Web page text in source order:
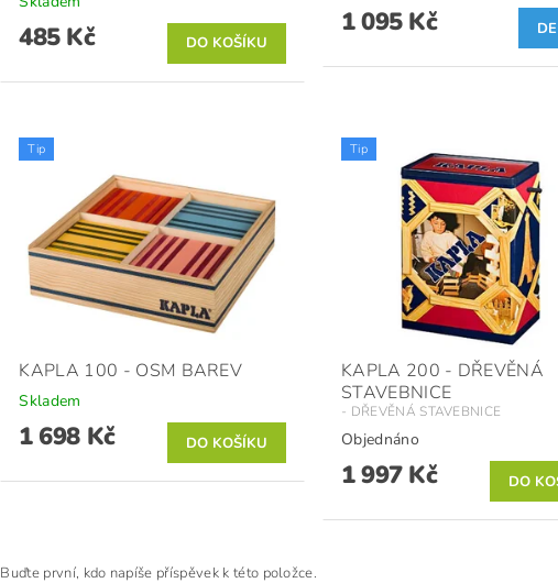
485 Kč 1 095 Kč
Tip
KAPLA 100 - OSM BAREV
Skladem
1 698 Kč
Tip
KAPLA 200 - DŘEVĚNÁ
STAVEBNICE
- DŘEVĚNÁ STAVEBNICE
Objednáno
1 997 Kč
Buďte první, kdo napíše příspěvek k této položce.